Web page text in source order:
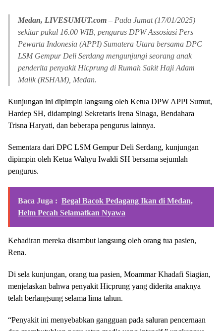
Medan, LIVESUMUT.com – Pada Jumat (17/01/2025)
sekitar pukul 16.00 WIB, pengurus DPW Assosiasi Pers
Pewarta Indonesia (APPI) Sumatera Utara bersama DPC
LSM Gempur Deli Serdang mengunjungi seorang anak
penderita penyakit Hicprung di Rumah Sakit Haji Adam
Malik (RSHAM), Medan.
Kunjungan ini dipimpin langsung oleh Ketua DPW APPI Sumut,
Hardep SH, didampingi Sekretaris Irena Sinaga, Bendahara
Trisna Haryati, dan beberapa pengurus lainnya.
Sementara dari DPC LSM Gempur Deli Serdang, kunjungan
dipimpin oleh Ketua Wahyu Iwaldi SH bersama sejumlah
pengurus.
Baca Juga : Begal Bacok Pedagang Ikan di Medan,
Helm Pecah Selamatkan Nyawa
Kehadiran mereka disambut langsung oleh orang tua pasien,
Rena.
Di sela kunjungan, orang tua pasien, Moammar Khadafi Siagian,
menjelaskan bahwa penyakit Hicprung yang diderita anaknya
telah berlangsung selama lima tahun.
“Penyakit ini menyebabkan gangguan pada saluran pencernaan